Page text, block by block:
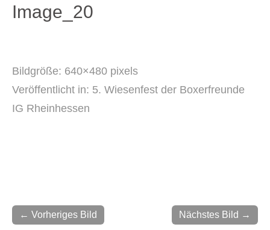
Image_20
Bildgröße: 640×480 pixels
Veröffentlicht in: 5. Wiesenfest der Boxerfreunde
IG Rheinhessen
← Vorheriges Bild Nächstes Bild →